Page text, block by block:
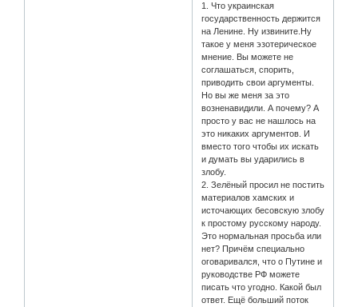
1. Что украинская
государственность держится
на Ленине. Ну извините.Ну
такое у меня эзотерическое
мнение. Вы можете не
соглашаться, спорить,
приводить свои аргументы.
Но вы же меня за это
возненавидили. А почему? А
просто у вас не нашлось на
это никаких аргументов. И
вместо того чтобы их искать
и думать вы ударились в
злобу.
2. Зелёный просил не постить
материалов хамских и
источающих бесовскую злобу
к простому русскому народу.
Это нормальная просьба или
нет? Причём специально
оговаривался, что о Путине и
руководстве РФ можете
писать что угодно. Какой был
ответ. Ещё больший поток